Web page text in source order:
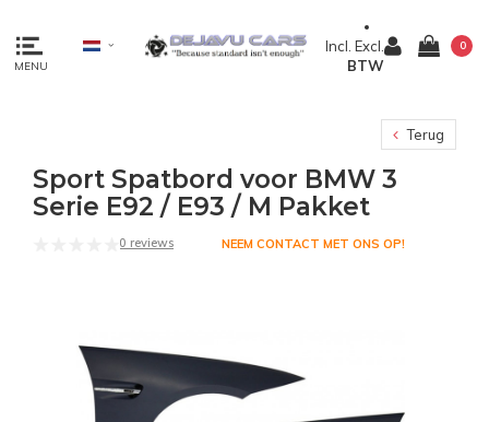
MENU
Incl. Excl.
BTW
0
Terug
Sport Spatbord voor BMW 3
Serie E92 / E93 / M Pakket
0 reviews NEEM CONTACT MET ONS OP!